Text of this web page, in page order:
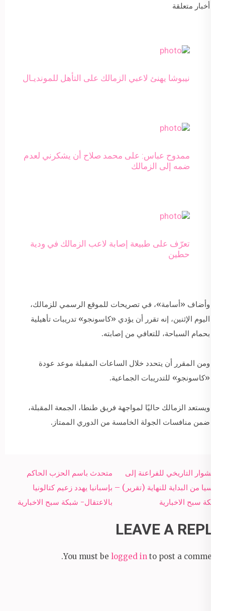
أخبار متعلقة
نيبوشا يهنئ لاعبي الزمالك على التأهل للمونديـال
ممدوح عباس: على محمد صلاح أن يشكرني لعدم
ضمه إلى الزمالك
تعرّف على طبيعة إصابة لاعب الزمالك في ودية
حطين
وأضاف «أسامة»، في تصريحات للموقع الرسمي للزمالك،
اليوم الإثنين، إنه تقرر أن يؤدي «كاسونجو» تدريبات تأهيلية
بحمام السباحة، للتعافي من إصابته.
ومن المقرر أن يتحدد خلال الساعات المقبلة موعد عودة
«كاسونجو» للتدريبات الجماعية.
ويستعد الزمالك حاليًا لمواجهة فريق طنطا، الجمعة المقبلة،
ضمن منافسات الجولة الخامسة من الدوري الممتاز.
Post
navigation
متحدث باسم الحزب الحاكم
بإسبانيا يهدد زعيم كتالونيا
بالاعتقال- شبكة سبح الاخبارية
المشوار التاريخي للفراعنة إلى
روسيا من البداية للنهاية (تقرير) –
شبكة سبح الاخبارية
LEAVE A REPLY
You must be logged in to post a comment.